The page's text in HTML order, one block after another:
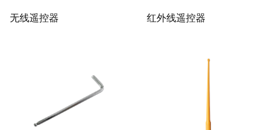
无线遥控器 红外线遥控器